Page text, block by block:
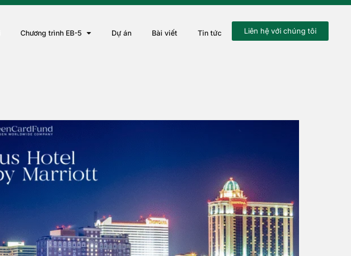
Chương trình EB-5 Dự án Bài viết Tin tức Liên hệ với chúng tôi